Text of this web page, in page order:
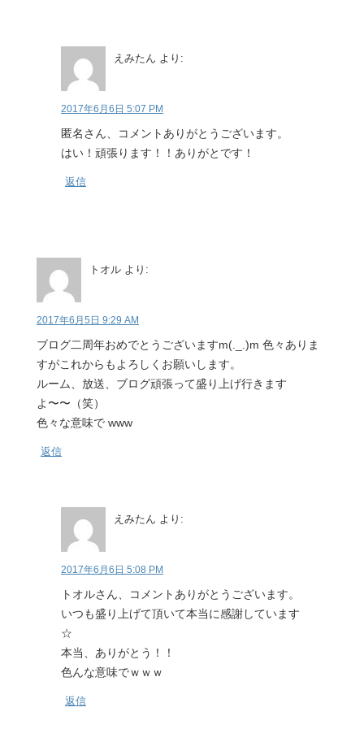
えみたん より:
2017年6月6日 5:07 PM
匿名さん、コメントありがとうございます。
はい！頑張ります！！ありがとです！
返信
トオル より:
2017年6月5日 9:29 AM
ブログ二周年おめでとうございますm(._.)m 色々ありま
すがこれからもよろしくお願いします。
ルーム、放送、ブログ頑張って盛り上げ行きます
よ〜〜（笑）
色々な意味で www
返信
えみたん より:
2017年6月6日 5:08 PM
トオルさん、コメントありがとうございます。
いつも盛り上げて頂いて本当に感謝しています
☆
本当、ありがとう！！
色んな意味でｗｗｗ
返信